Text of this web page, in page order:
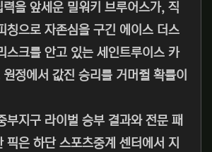
을 앞세운 밀워키 브루어스가, 직
칭으로 자존심을 구긴 에이스 더스
스크를 안고 있는 세인트루이스 카
정에서 값진 승리를 거머쥘 확률이
부지구 라이벌 승부 결과와 전문 패
픽은 하단 스포츠중계 센터에서 지